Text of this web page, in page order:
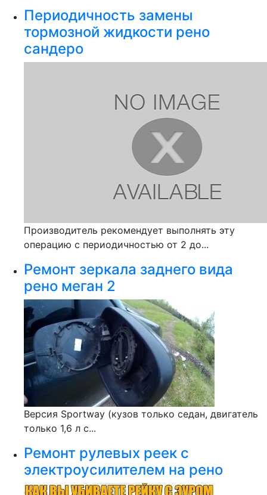
Периодичность замены
тормозной жидкости рено
сандеро
Производитель рекомендует выполнять эту
операцию с периодичностью от 2 до...
Ремонт зеркала заднего вида
рено меган 2
Версия Sportway (кузов только седан, двигатель
только 1,6 л с...
Ремонт рулевых реек с
электроусилителем на рено